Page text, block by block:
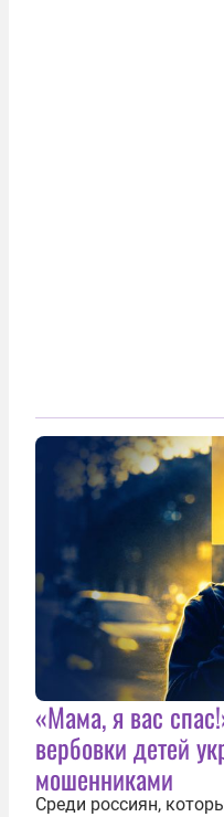
«Мама, я вас
вербовки детей
мошенниками
Среди россиян,